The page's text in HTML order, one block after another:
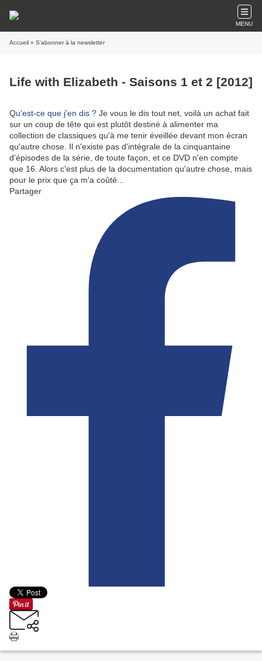
MENU
Accueil » S'abonner à la newsletter
Life with Elizabeth - Saisons 1 et 2 [2012]
Qu'est-ce que j'en dis ? Je vous le dis tout net, voilà un achat fait
sur un coup de tête qui est plutôt destiné à alimenter ma
collection de classiques qu'à me tenir éveillée devant mon écran
qu'autre chose. Il n'existe pas d'intégrale de la cinquantaine
d'épisodes de la série, de toute façon, et ce DVD n'en compte
que 16. Alors c'est plus de la documentation qu'autre chose, mais
pour le prix que ça m'a coûté...
Partager